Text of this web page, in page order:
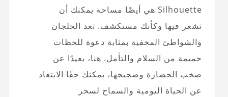
Silhouette هي أيضًا مساحة يمكنك أن
تشعر فيها وكأنك مستكشف. تعد الخلجان
والشواطئ المخفية بمثابة دعوة للحظات
حميمة من السلام والتأمل. هنا، بعيدًا عن
صخب الحضارة وضجيجها، يمكنك حقًا الابتعاد
عن الحياة اليومية والسماح لسحر